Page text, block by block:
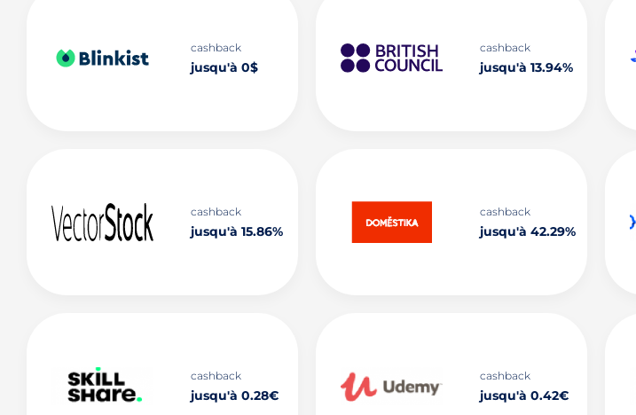
cashback
jusqu'à 0$
cashback
jusqu'à 13.94%
cashback
jusqu'à 15.86%
cashback
jusqu'à 42.29%
cashback
jusqu'à 0.28€
cashback
jusqu'à 0.42€